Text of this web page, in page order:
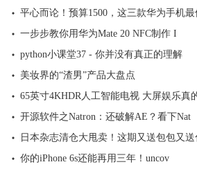
平心而论！预算1500，这三款华为手机
一步步教你用华为Mate 20 NFC制作 I
python小课堂37 - 你并没有真正的理解
美妆界的“渣男”产品大盘点
65英寸4KHDR人工智能电视 大屏娱乐真
开源软件之Natron：还破解AE？看下Nat
日本杂志清仓大甩卖！这期又送包包又
你的iPhone 6s还能再用三年！uncov